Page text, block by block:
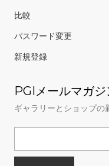
比較
パスワード変更
新規登録
PGIメールマガジ
ギャラリーとショップの